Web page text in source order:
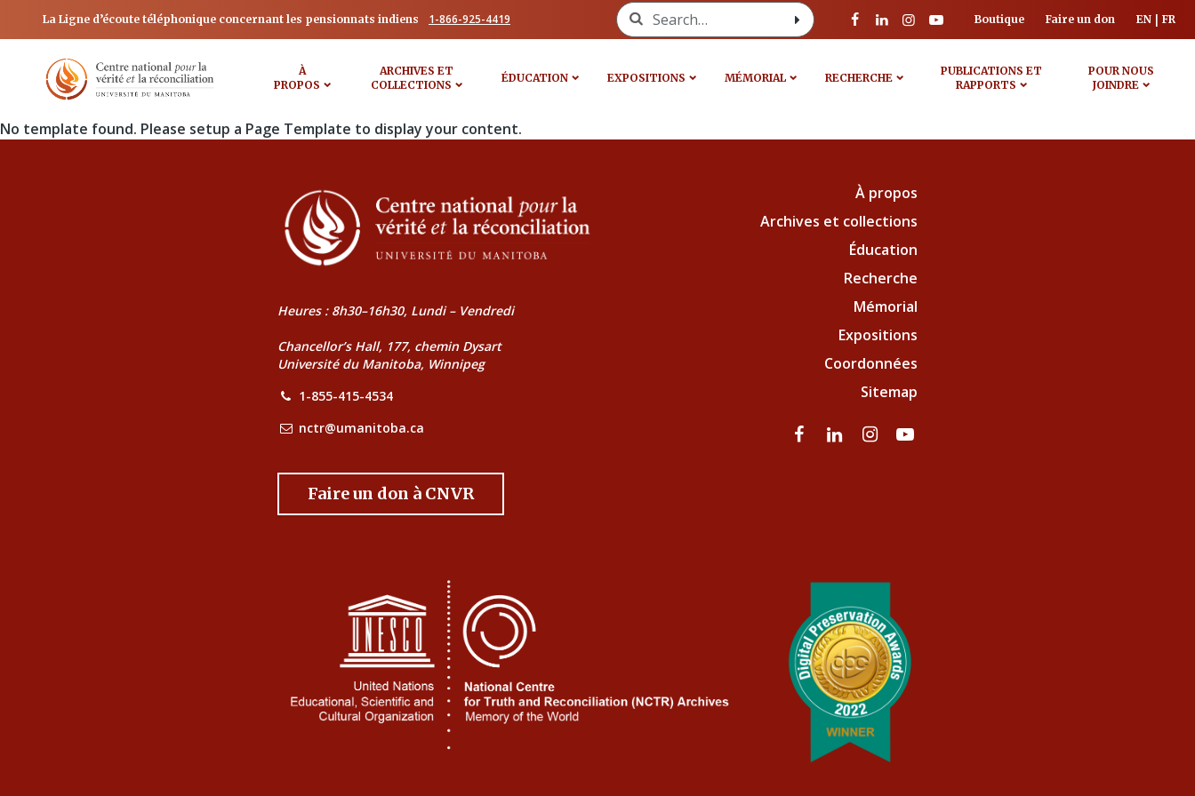
La Ligne d’écoute téléphonique concernant les pensionnats indiens 1-866-925-4419 Search for: Boutique Faire un don EN FR
À
PROPOS
ARCHIVES ET
COLLECTIONS
ÉDUCATION EXPOSITIONS MÉMORIAL RECHERCHE
PUBLICATIONS ET
RAPPORTS
POUR NOUS
JOINDRE
No template found. Please setup a Page Template to display your content.
Heures : 8h30–16h30, Lundi – Vendredi
Chancellor’s Hall, 177, chemin Dysart
Université du Manitoba, Winnipeg
1-855-415-4534
nctr@umanitoba.ca
Faire un don à CNVR
À propos
Archives et collections
Éducation
Recherche
Mémorial
Expositions
Coordonnées
Sitemap